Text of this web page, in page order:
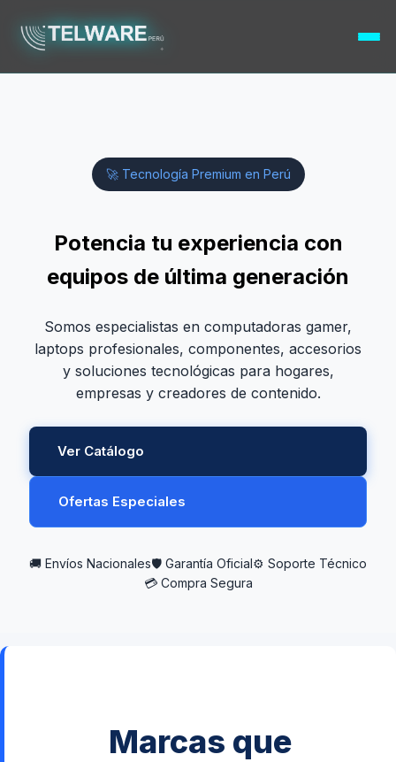
🚀 Tecnología Premium en Perú
Potencia tu experiencia con
equipos de última generación
Somos especialistas en computadoras gamer,
laptops profesionales, componentes, accesorios
y soluciones tecnológicas para hogares,
empresas y creadores de contenido.
Ver Catálogo
Ofertas Especiales
🚚 Envíos Nacionales🛡 Garantía Oficial⚙ Soporte Técnico
💳 Compra Segura
Marcas que